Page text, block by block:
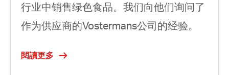
行业中销售绿色食品。我们向他们询问了
作为供应商的Vostermans公司的经验。
閱讀更多